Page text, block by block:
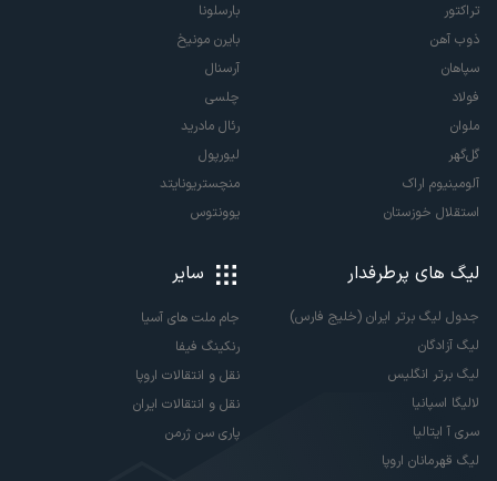
تراکتور
ذوب آهن
سپاهان
فولاد
ملوان
گل‌گهر
آلومینیوم اراک
استقلال خوزستان
بارسلونا
بایرن مونیخ
آرسنال
چلسی
رئال مادرید
لیورپول
منچستریونایتد
یوونتوس
لیگ های پرطرفدار
جدول لیگ برتر ایران (خلیج فارس)
لیگ آزادگان
لیگ برتر انگلیس
لالیگا اسپانیا
سری آ ایتالیا
لیگ قهرمانان اروپا
سایر
جام ملت های آسیا
رنکینگ فیفا
نقل و انتقالات اروپا
نقل و انتقالات ایران
پاری سن ژرمن